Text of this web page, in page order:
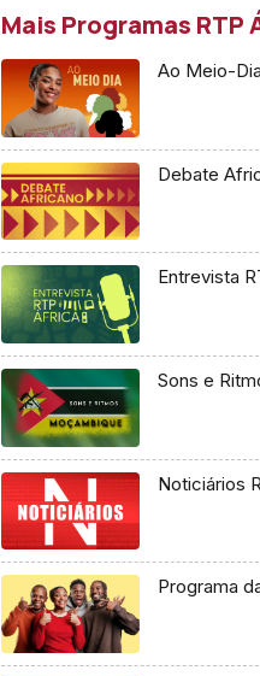
Mais Programas RTP
Ao Meio-Dia
Debate
Entrevista
Sons e
Noticiários
Programa